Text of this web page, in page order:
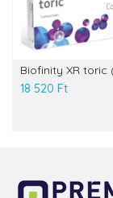
Biofinity XR toric
18 520 Ft